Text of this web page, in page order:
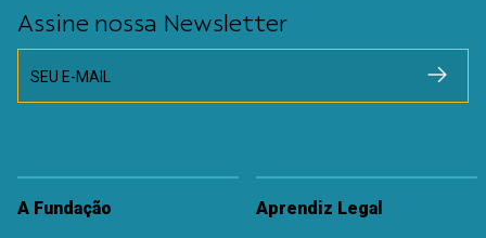
Assine nossa Newsletter
SEU E-MAIL
A Fundação Aprendiz Legal